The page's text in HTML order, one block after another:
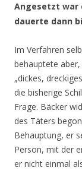
Angesetzt war
dauerte dann
Im Verfahren
behauptete
„dickes,
die bisherige
Frage. Bäcker
des Täters
Behauptung, er
Person, mit der
er nicht einmal